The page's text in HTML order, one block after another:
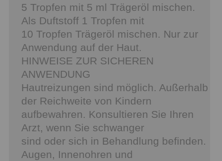
5 Tropfen mit 5 ml Trägeröl mischen.
Als Duftstoff 1 Tropfen mit
10 Tropfen Trägeröl mischen. Nur zur
Anwendung auf der Haut.
HINWEISE ZUR SICHEREN
ANWENDUNG
Hautreizungen sind möglich. Außerhalb
der Reichweite von Kindern
aufbewahren. Konsultieren Sie Ihren
Arzt, wenn Sie schwanger
sind oder sich in Behandlung befinden.
Augen, Innenohren und